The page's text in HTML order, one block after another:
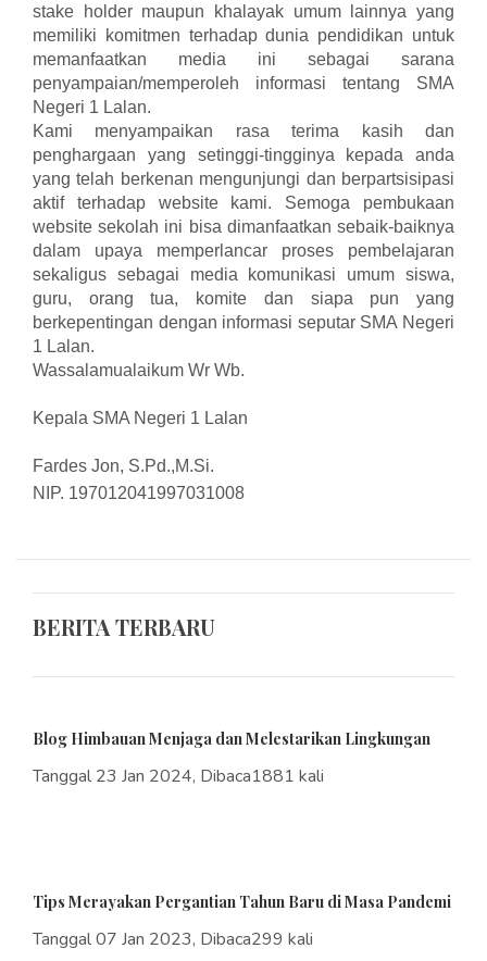
stake holder maupun khalayak umum lainnya yang
memiliki komitmen terhadap dunia pendidikan untuk
memanfaatkan media ini sebagai sarana
penyampaian/memperoleh informasi tentang SMA
Negeri 1 Lalan.
Kami menyampaikan rasa terima kasih dan
penghargaan yang setinggi-tingginya kepada anda
yang telah berkenan mengunjungi dan berpartsisipasi
aktif terhadap website kami. Semoga pembukaan
website sekolah ini bisa dimanfaatkan sebaik-baiknya
dalam upaya memperlancar proses pembelajaran
sekaligus sebagai media komunikasi umum siswa,
guru, orang tua, komite dan siapa pun yang
berkepentingan dengan informasi seputar SMA Negeri
1 Lalan.
Wassalamualaikum Wr Wb.
Kepala SMA Negeri 1 Lalan
Fardes Jon, S.Pd.,M.Si.
NIP. 197012041997031008
BERITA TERBARU
Blog Himbauan Menjaga dan Melestarikan Lingkungan
Tanggal 23 Jan 2024, Dibaca1881 kali
Tips Merayakan Pergantian Tahun Baru di Masa Pandemi
Tanggal 07 Jan 2023, Dibaca299 kali